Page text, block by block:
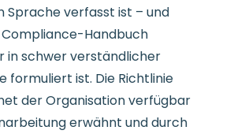
Sprache verfasst ist – und
Handbuch
in schwer verständlicher
formuliert ist. Die Richtlinie
der Organisation verfügbar
erwähnt und durch